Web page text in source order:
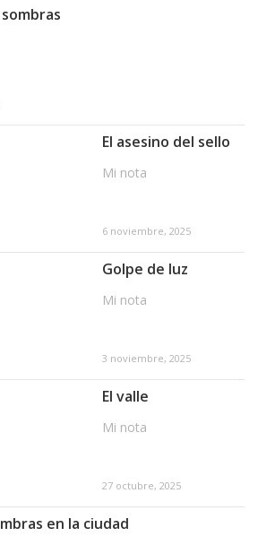
El asesino del sello
Mi nota
6 noviembre, 2025
Golpe de luz
Mi nota
3 noviembre, 2025
El valle
Mi nota
27 octubre, 2025
en la ciudad